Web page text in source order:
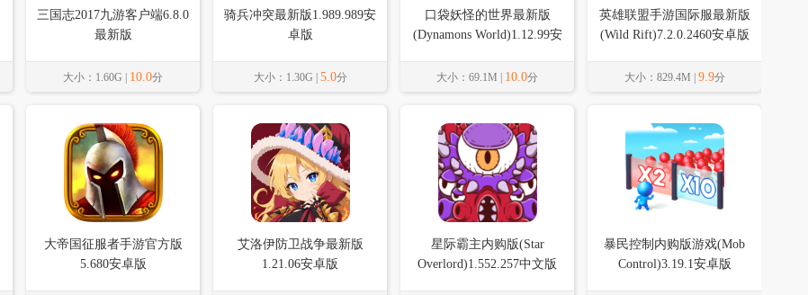
三国志2017九游客户端6.8.0
最新版
大小：1.60G | 10.0分
骑兵冲突最新版1.989.989安
卓版
大小：1.30G | 5.0分
口袋妖怪的世界最新版
(Dynamons World)1.12.99安
大小：69.1M | 10.0分
英雄联盟手游国际服最新版
(Wild Rift)7.2.0.2460安卓版
大小：829.4M | 9.9分
大帝国征服者手游官方版
5.680安卓版
艾洛伊防卫战争最新版
1.21.06安卓版
星际霸主内购版(Star
Overlord)1.552.257中文版
暴民控制内购版游戏(Mob
Control)3.19.1安卓版